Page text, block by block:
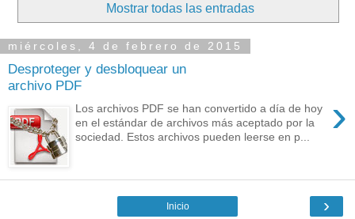
Mostrar todas las entradas
miércoles, 4 de febrero de 2015
Desproteger y desbloquear un
archivo PDF
›
Los archivos PDF se han convertido a día de hoy
en el estándar de archivos más aceptado por la
sociedad. Estos archivos pueden leerse en p...
›
Inicio